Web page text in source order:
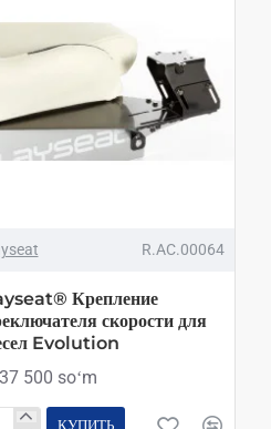
R.AC.00064
Крепление
скорости для
Evolution
500 soʻm
КУПИТЬ